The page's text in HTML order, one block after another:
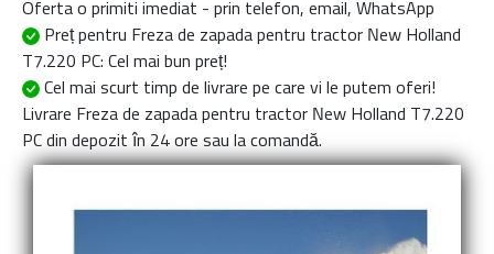
Oferta o primiti imediat - prin telefon, email, WhatsApp
Preț pentru Freza de zapada pentru tractor New Holland
T7.220 PC: Cel mai bun preț!
Cel mai scurt timp de livrare pe care vi le putem oferi!
Livrare Freza de zapada pentru tractor New Holland T7.220
PC din depozit în 24 ore sau la comandă.